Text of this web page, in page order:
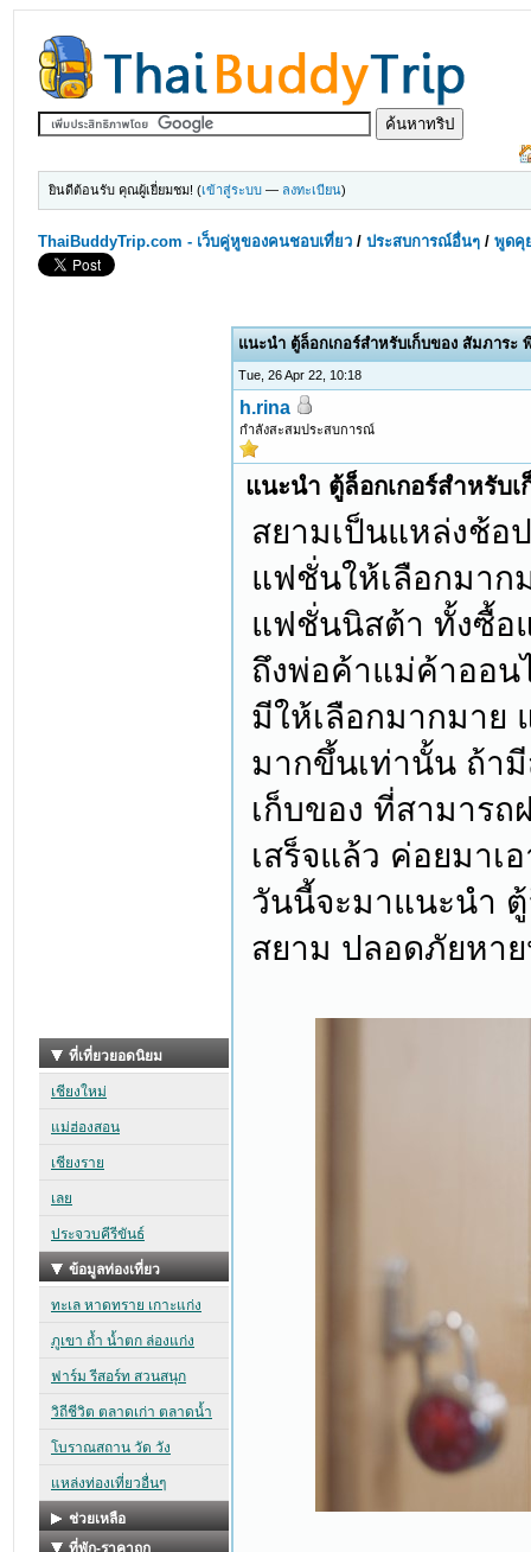
ยินดีต้อนรับ คุณผู้เยี่ยมชม! (เข้าสู่ระบบ — ลงทะเบียน)
ThaiBuddyTrip.com - เว็บคู่หูของคนชอบเที่ยว /ประสบการณ์อื่นๆ /พูดคุ
แนะนำ ตู้ล็อกเกอร์สำหรับเก็บของ สัมภาร
Tue, 26 Apr 22, 10:18
h.rina
กำลังสะสมประสบการณ์
แนะนำ ตู้ล็อกเกอร์สำหรับ
สยามเป็นแหล่งช้อ
แฟชั่นให้เลือกมาก
แฟชั่นนิสต้า ทั้งซื้อ
ถึงพ่อค้าแม่ค้าออน
มีให้เลือกมากมาย
มากขึ้นเท่านั้น ถ้า
เก็บของ ที่สามารถ
เสร็จแล้ว ค่อยมาเ
วันนี้จะมาแนะนำ
สยาม ปลอดภัยหา